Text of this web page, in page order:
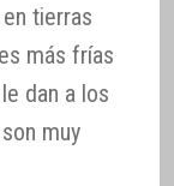
tierras
más frías
dan a los
muy